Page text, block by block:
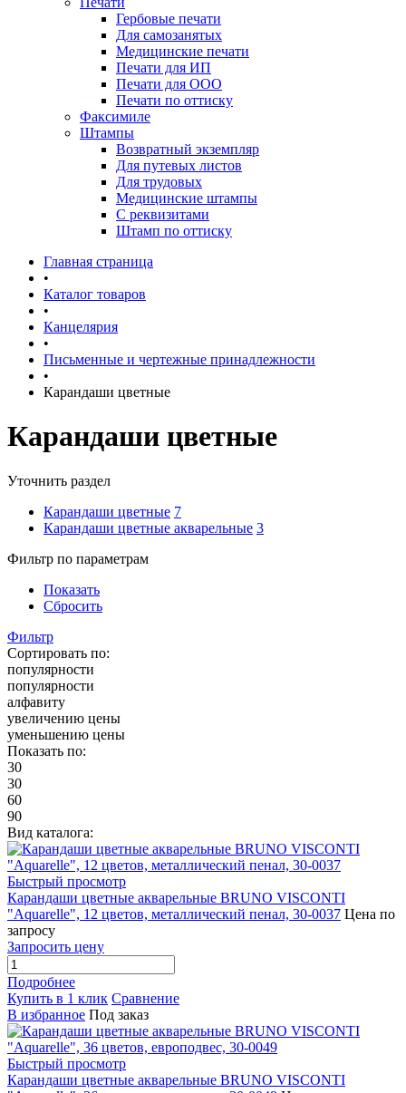
Гербовые печати
Для самозанятых
Медицинские печати
Печати для ИП
Печати для ООО
Печати по оттиску
Факсимиле
Штампы
Возвратный экземпляр
Для путевых листов
Для трудовых
Медицинские штампы
С реквизитами
Штамп по оттиску
Главная страница
•
Каталог товаров
•
Канцелярия
•
Письменные и чертежные принадлежности
•
Карандаши цветные
Карандаши цветные
Уточнить раздел
Карандаши цветные 7
Карандаши цветные акварельные 3
Фильтр по параметрам
Показать
Сбросить
Фильтр
Сортировать по:
популярности
популярности
алфавиту
увеличению цены
уменьшению цены
Показать по:
30
30
60
90
Вид каталога:
Быстрый просмотр
Карандаши цветные акварельные BRUNO VISCONTI
"Aquarelle", 12 цветов, металлический пенал, 30-0037 Цена по
запросу
Запросить цену
Подробнее
Купить в 1 клик Сравнение
В избранное Под заказ
Быстрый просмотр
Карандаши цветные акварельные BRUNO VISCONTI